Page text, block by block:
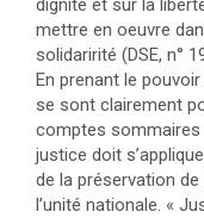
dignité et sur la
mettre en oeuvre
solidaririté (DSE, n°
En prenant le
se sont clairement
comptes sommaires
justice doit
de la préservation
l’unité nationale. «